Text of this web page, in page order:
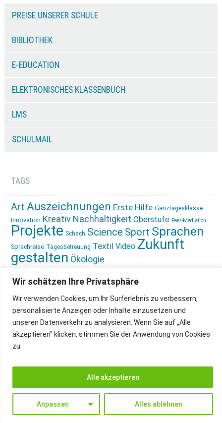
Wir schätzen Ihre Privatsphäre
Wir verwenden Cookies, um Ihr Surferlebnis zu verbessern,
personalisierte Anzeigen oder Inhalte einzusetzen und
unseren Datenverkehr zu analysieren. Wenn Sie auf „Alle
akzeptieren" klicken, stimmen Sie der Anwendung von Cookies
zu.
Anpassen Alles ablehnen
Alle akzeptieren
PREISE UNSERER SCHULE
BIBLIOTHEK
E-EDUCATION
ELEKTRONISCHES KLASSENBUCH
LMS
SCHULMAIL
TAGS
Art Auszeichnungen Erste Hilfe Ganztagesklasse
Innovation Kreativ Nachhaltigkeit Oberstufe Peer-Mediation
Projekte Schach Science Sport Sprachen
Sprachreise Tagesbetreuung Textil Video Zukunft
gestalten Ökologie
IMPRESSUM
DATENSCHUTZ
INSTAGRAM